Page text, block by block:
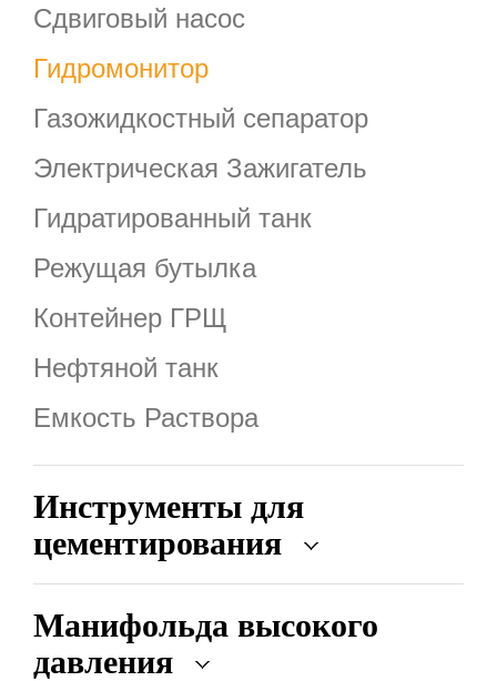
Сдвиговый насос
Гидромонитор
Газожидкостный сепаратор
Электрическая Зажигатель
Гидратированный танк
Режущая бутылка
Контейнер ГРЩ
Нефтяной танк
Емкость Раствора
Инструменты для
цементирования
Манифольда высокого
давления